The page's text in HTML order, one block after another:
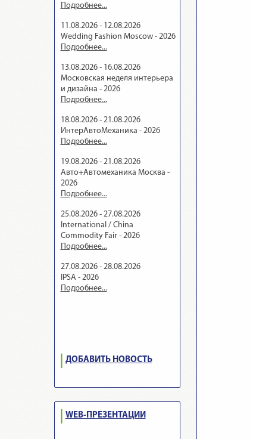
Подробнее...
11.08.2026 - 12.08.2026
Wedding Fashion Moscow - 2026
Подробнее...
13.08.2026 - 16.08.2026
Московская неделя интерьера
и дизайна - 2026
Подробнее...
18.08.2026 - 21.08.2026
ИнтерАвтоМеханика - 2026
Подробнее...
19.08.2026 - 21.08.2026
Авто+Автомеханика Москва -
2026
Подробнее...
25.08.2026 - 27.08.2026
International / China
Commodity Fair - 2026
Подробнее...
27.08.2026 - 28.08.2026
IPSA - 2026
Подробнее...
ДОБАВИТЬ НОВОСТЬ
WEB-ПРЕЗЕНТАЦИИ